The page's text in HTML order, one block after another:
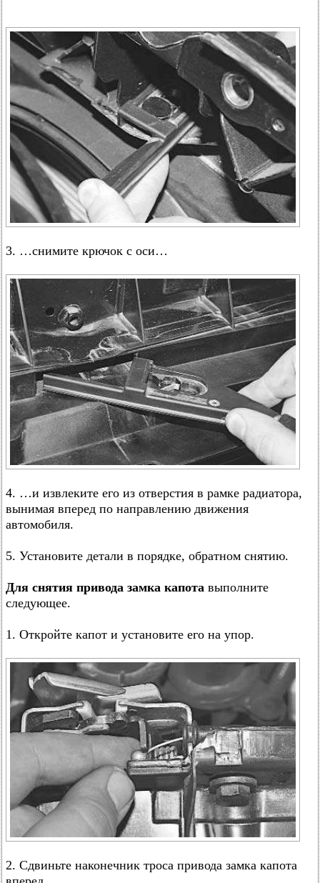
3. …снимите крючок с оси…
4. …и извлеките его из отверстия в рамке радиатора,
вынимая вперед по направлению движения
автомобиля.
5. Установите детали в порядке, обратном снятию.
Для снятия привода замка капота выполните
следующее.
1. Откройте капот и установите его на упор.
2. Сдвиньте наконечник троса привода замка капота